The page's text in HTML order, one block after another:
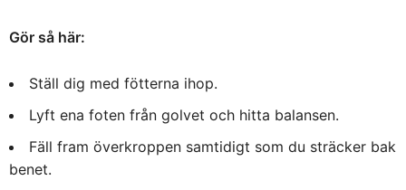
Gör så här:
Ställ dig med fötterna ihop.
Lyft ena foten från golvet och hitta balansen.
Fäll fram överkroppen samtidigt som du sträcker bak
benet.